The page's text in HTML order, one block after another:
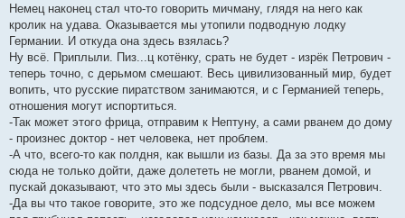
Немец наконец стал что-то говорить мичману, глядя на него как
кролик на удава. Оказывается мы утопили подводную лодку
Германии. И откуда она здесь взялась?
Ну всё. Приплыли. Пиз...ц котёнку, срать не будет - изрёк Петрович -
теперь точно, с дерьмом смешают. Весь цивилизованный мир, будет
вопить, что русские пиратством занимаются, и с Германией теперь,
отношения могут испортиться.
-Так может этого фрица, отправим к Нептуну, а сами рванем до дому
- произнес доктор - нет человека, нет проблем.
-А что, всего-то как полдня, как вышли из базы. Да за это время мы
сюда не только дойти, даже долететь не могли, рванем домой, и
пускай доказывают, что это мы здесь были - высказался Петрович.
-Да вы что такое говорите, это же подсудное дело, мы все можем